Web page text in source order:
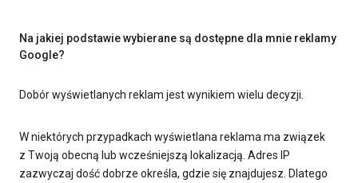
Na jakiej podstawie wybierane są dostępne dla mnie reklamy
Google?
Dobór wyświetlanych reklam jest wynikiem wielu decyzji.
W niektórych przypadkach wyświetlana reklama ma związek
z Twoją obecną lub wcześniejszą lokalizacją. Adres IP
zazwyczaj dość dobrze określa, gdzie się znajdujesz. Dlatego